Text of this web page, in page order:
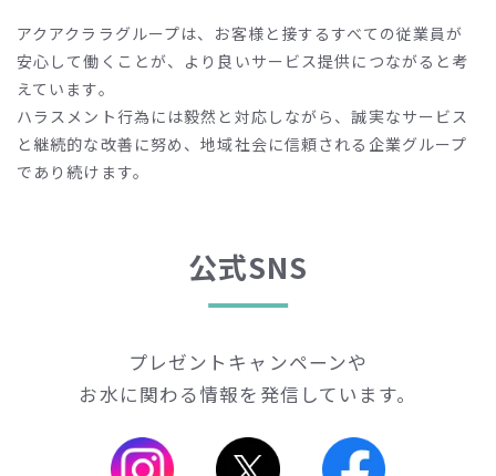
アクアクララグループは、お客様と接するすべての従業員が
安心して働くことが、より良いサービス提供につながると考
えています。
ハラスメント行為には毅然と対応しながら、誠実なサービス
と継続的な改善に努め、地域社会に信頼される企業グループ
であり続けます。
公式SNS
プレゼントキャンペーンや
お水に関わる情報を発信しています。